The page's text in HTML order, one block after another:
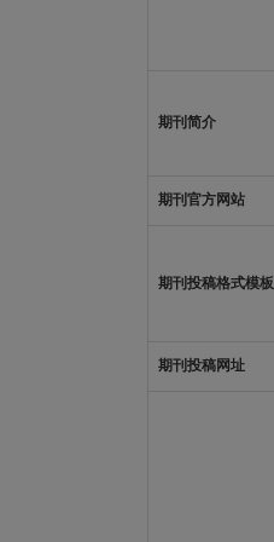
期刊简介
期刊官方网站
期刊投稿格式模板
期刊投稿网址